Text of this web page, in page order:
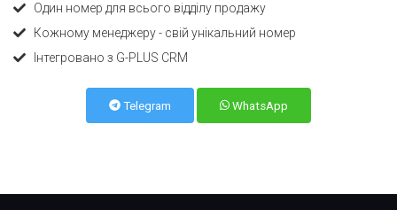
Один номер для всього відділу продажу
Кожному менеджеру - свій унікальний номер
Інтегровано з G-PLUS CRM
Telegram WhatsApp